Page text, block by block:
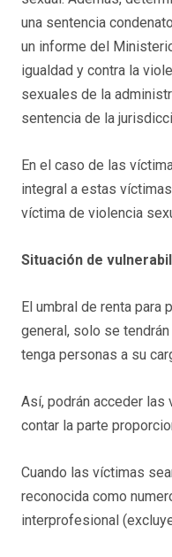
una sentencia
un informe del
igualdad y contra la
sexuales de la
sentencia de la
En el caso de las
integral a estas
víctima de violencia
Situación de
El umbral de renta
general, solo se
tenga personas a su
Así, podrán acceder
contar la parte
Cuando las víctimas
reconocida como
interprofesional